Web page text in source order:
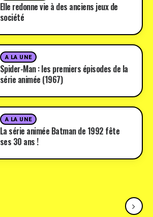
Elle redonne vie à des anciens jeux de
société
A LA UNE
Spider-Man : les premiers épisodes de la
série animée (1967)
A LA UNE
La série animée Batman de 1992 fête
ses 30 ans !